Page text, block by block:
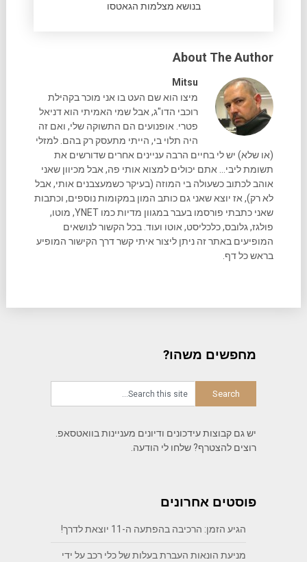
בנושא מצלמות הגאטסו
About The Author
Mitsu
מיצו הוא שם העט בו אני מוכר בקהילת
רוכבי הדו"ג, אבל שמי האמיתי הוא דניאל
פטרי. אופנועים הם התשוקה שלי, ואם זה
היה תלוי בי, הייתי מתעסק רק בהם. למזלי
(או שלא) יש לי בחיים הרבה עניינים אחרים שדורשים את
תשומת ליבי... אתם יכולים למצוא אותי פה, אבל מכיוון שאני
אוהב לכתוב כשעולה בי המוזה (בעיקר כשמעצבנים אותי, אבל
לא רק), אז יוצא שאני גם כותב המון במקומות נוספים, וכתבות
שאני כתבתי פורסמו בעבר במגוון מדיות כמו YNET, מוטו,
פולגז, גלובס, כלכליסט, אוטו ועוד. בכל הקשור לנושאים
המופיעים באתר זה ניתן ליצור איתי קשר דרך הקישור המופיע
בראש כל דף.
מחפשים משהו?
יש גם קבוצות עידכונים ודיונים מעניינות בוואטסאפ.
רוצים להצטרף? שלחו לי הודעה.
פוסטים אחרונים
הגיע הזמן: הרכיבה בהפתעה ה-11 יוצאת לדרך!
מניעת הונאות העברת בעלות של כלי רכב על ידי